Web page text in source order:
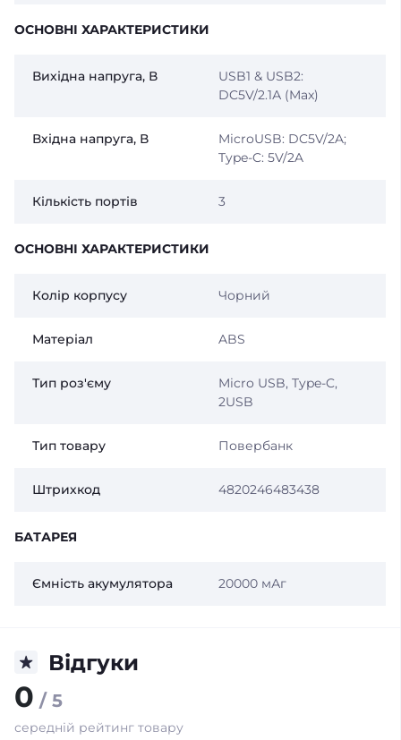
ОСНОВНІ ХАРАКТЕРИСТИКИ
Вихідна напруга, В
USB1 & USB2:
DC5V/2.1А (Max)
Вхідна напруга, В
MicroUSB: DC5V/2A;
Type-C: 5V/2A
Кількість портів 3
ОСНОВНІ ХАРАКТЕРИСТИКИ
Колір корпусу Чорний
Матеріал ABS
Тип роз'єму
Micro USB, Type-C,
2USB
Тип товару Повербанк
Штрихкод 4820246483438
БАТАРЕЯ
Ємність акумулятора 20000 мАг
Відгуки
0 / 5
середній рейтинг товару